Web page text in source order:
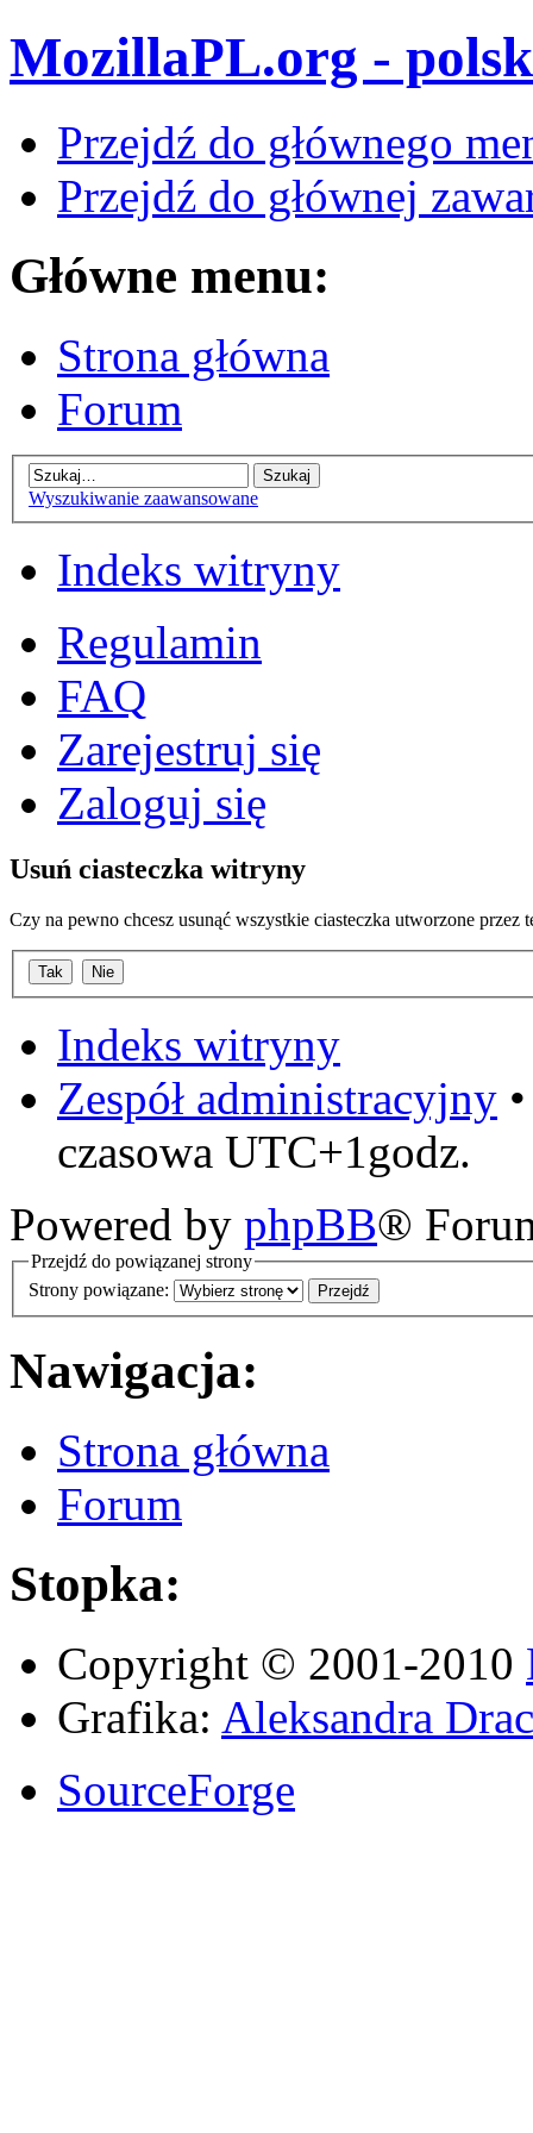
MozillaPL.org -
Przejdź do głównego
Przejdź do głównej
Główne menu:
Strona główna
Forum
Wyszukiwanie zaawansowane
Indeks witryny
Regulamin
FAQ
Zarejestruj się
Zaloguj się
Usuń ciasteczka witryny
Czy na pewno chcesz usunąć wszystkie ciasteczka utworzone przez
Indeks witryny
Zespół administracyjny
czasowa UTC+1godz.
Powered by phpBB®
Przejdź do powiązanej strony
Strony powiązane:
Nawigacja:
Strona główna
Forum
Stopka:
Copyright © 2001-2010
Grafika: Aleksandra
SourceForge